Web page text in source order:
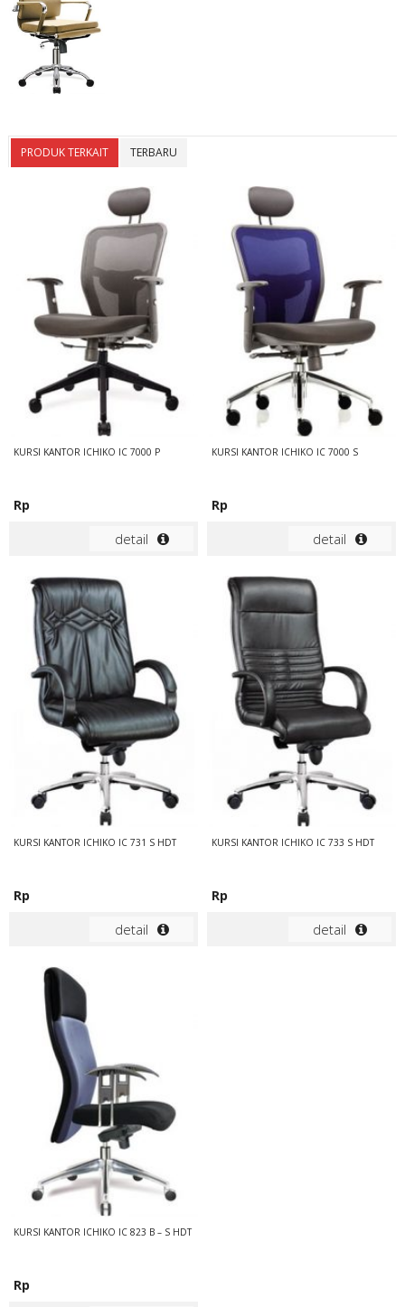
PRODUK TERKAIT TERBARU
KURSI KANTOR ICHIKO IC 7000 P
Rp
detail
KURSI KANTOR ICHIKO IC 7000 S
Rp
detail
KURSI KANTOR ICHIKO IC 731 S HDT
Rp
detail
KURSI KANTOR ICHIKO IC 733 S HDT
Rp
detail
KURSI KANTOR ICHIKO IC 823 B – S HDT
Rp